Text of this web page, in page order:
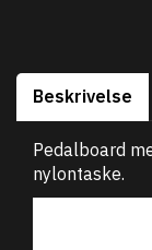
Beskrivelse
Pedalboard
nylontaske.